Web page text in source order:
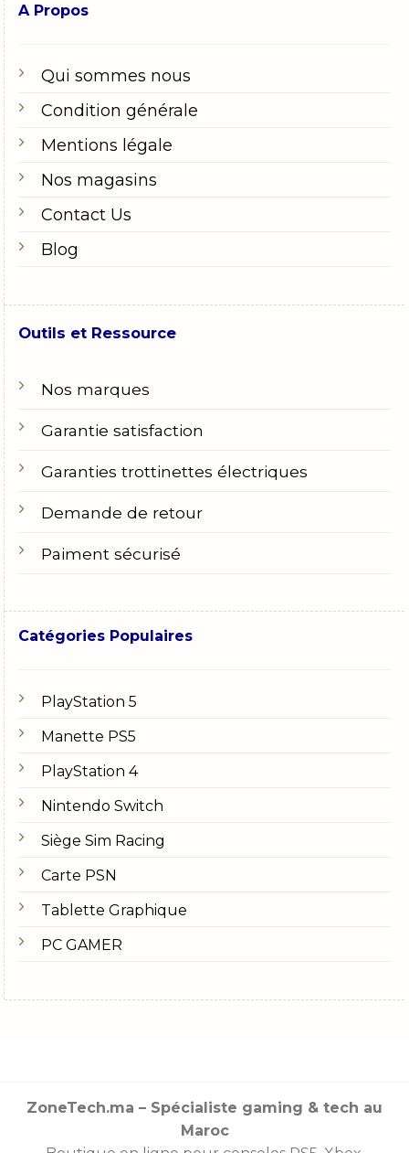
A Propos
Qui sommes nous
Condition générale
Mentions légale
Nos magasins
Contact Us
Blog
Outils et Ressource
Nos marques
Garantie satisfaction
Garanties trottinettes électriques
Demande de retour
Paiment sécurisé
Catégories Populaires
PlayStation 5
Manette PS5
PlayStation 4
Nintendo Switch
Siège Sim Racing
Carte PSN
Tablette Graphique
PC GAMER
ZoneTech.ma – Spécialiste gaming & tech au
Maroc